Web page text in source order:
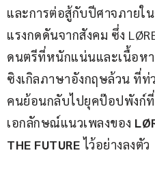
และการต่อสู้กับปีศาจภายใ
แรงกดดันจากสังคม ซึ่ง
ดนตรีที่หนักแน่นและเนื้อหา
ซิงเกิลภาษาอังกฤษล้วน ที่ท่
คนย้อนกลับไปยุคป๊อปพังก์
เอกลักษณ์แนวเพลงของ
THE FUTURE ไว้อย่างลงตัว